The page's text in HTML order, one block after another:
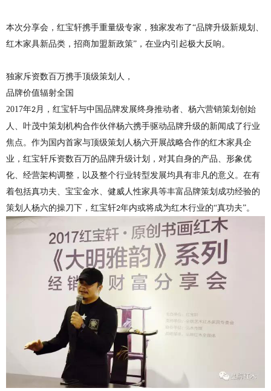
本次分享会，红宝轩携手重量级专家，独家发布了“品牌升级新规划、
红木家具新品类，招商加盟新政策”，在业内引起极大反响。
独家斥资数百万携手顶级策划人，
品牌价值辐射全国
2017年2月，红宝轩与中国品牌发展终身推动者、杨六营销策划创始
人、叶茂中策划机构合作伙伴杨六携手驱动品牌升级的新闻成了行业
焦点。作为国内首家与顶级策划人杨六开展战略合作的红木家具企
业，红宝轩斥资数百万的品牌升级计划，对其自身的产品、形象优
化、经营架构调整，以及整个行业转型发展均具有非凡的意义。在有
着包括真功夫、宝宝金水、健威人性家具等丰富品牌策划成功经验的
策划人杨六的操刀下，红宝轩2年内或将成为红木行业的“真功夫”。